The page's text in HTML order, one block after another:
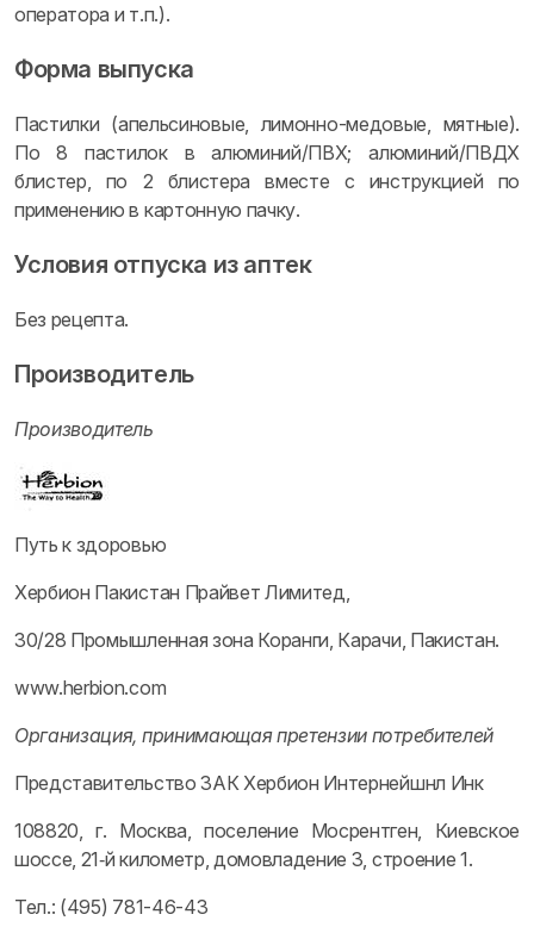
оператора и т.п.).
Форма выпуска
Пастилки (апельсиновые, лимонно-медовые, мятные).
По 8 пастилок в алюминий/ПВХ; алюминий/ПВДХ
блистер, по 2 блистера вместе с инструкцией по
применению в картонную пачку.
Условия отпуска из аптек
Без рецепта.
Производитель
Производитель
Путь к здоровью
Хербион Пакистан Прайвет Лимитед,
30/28 Промышленная зона Коранги, Карачи, Пакистан.
www.herbion.com
Организация, принимающая претензии потребителей
Представительство ЗАК Хербион Интернейшнл Инк
108820, г. Москва, поселение Мосрентген, Киевское
шоссе, 21‑й километр, домовладение 3, строение 1.
Тел.: (495) 781-46-43